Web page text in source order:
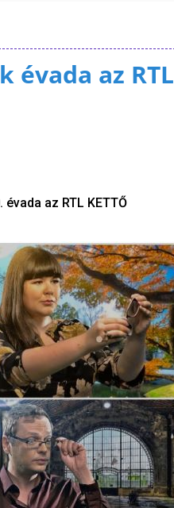
évada az RTL
az RTL KETTŐ